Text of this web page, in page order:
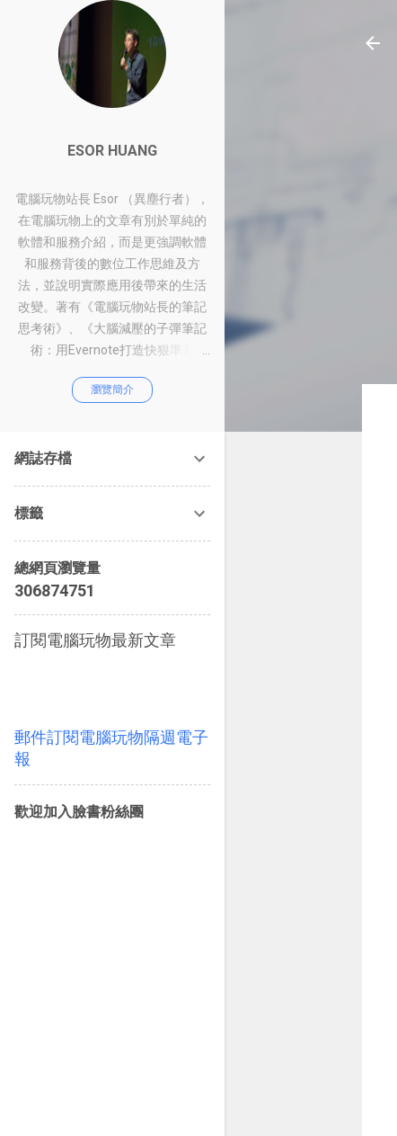
ESOR HUANG
電腦玩物站長 Esor （異塵行者），
在電腦玩物上的文章有別於單純的
軟體和服務介紹，而是更強調軟體
和服務背後的數位工作思維及方
法，並說明實際應用後帶來的生活
改變。著有《電腦玩物站長的筆記
思考術》、《大腦減壓的子彈筆記
術：用Evernote打造快狠準系
作術：從職場到人生的100個聰明
瀏覽簡介
網誌存檔
標籤
總網頁瀏覽量
306874751
訂閱電腦玩物最新文章
郵件訂閱電腦玩物隔週電子
報
歡迎加入臉書粉絲團